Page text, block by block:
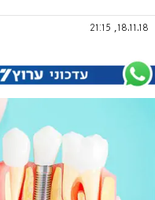
18.11.18, 21:15